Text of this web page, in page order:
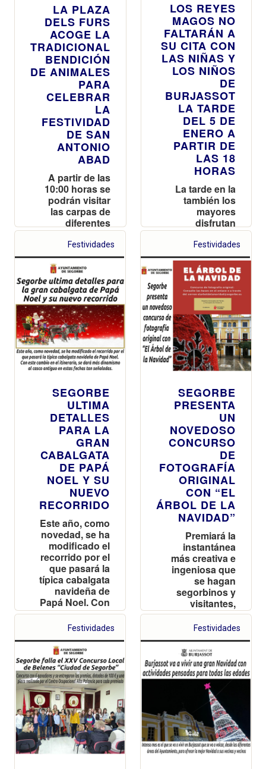
LA PLAZA
DELS FURS
ACOGE LA
TRADICIONAL
BENDICIÓN
DE ANIMALES
PARA
CELEBRAR
LA
FESTIVIDAD
DE SAN
ANTONIO
ABAD
A partir de las
10:00 horas se
podrán visitar
las carpas de
diferentes
protectoras y
comercios
relacionados
con el ámbito de
los animales de
compañía
LOS REYES
MAGOS NO
FALTARÁN A
SU CITA CON
LAS NIÑAS Y
LOS NIÑOS
DE
BURJASSOT
LA TARDE
DEL 5 DE
ENERO A
PARTIR DE
LAS 18
HORAS
La tarde en la
también los
mayores
disfrutan
viendo esas
caras de ilusión
que se pueden
ver por todo
Burjassot
Festividades
SEGORBE
ULTIMA
DETALLES
PARA LA
GRAN
CABALGATA
DE PAPÁ
NOEL Y SU
NUEVO
RECORRIDO
Este año, como
novedad, se ha
modificado el
recorrido por el
que pasará la
típica cabalgata
navideña de
Papá Noel. Con
este cambio en
el itinerario, se
dinamismo al
casco antiguo
en estas fechas
tan señaladas
Festividades
SEGORBE
PRESENTA
UN
NOVEDOSO
CONCURSO
DE
FOTOGRAFÍA
ORIGINAL
CON “EL
ÁRBOL DE LA
NAVIDAD”
Premiará la
instantánea
más creativa e
ingeniosa que
se hagan
segorbinos y
visitantes,
teniendo como
protagonista
este elemento
decorativo que
se ha instalado
en la plaza del
Agua Limpia
Festividades Festividades